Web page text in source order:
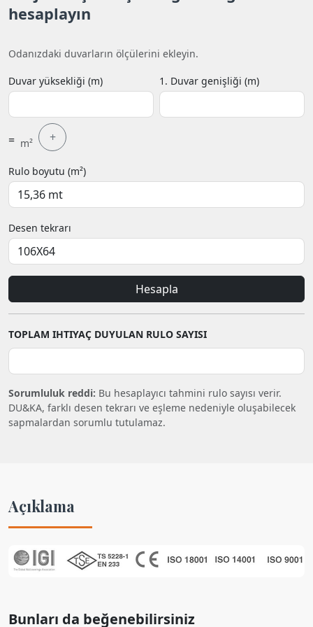
hesaplayın
Odanızdaki duvarların ölçülerini ekleyin.
Duvar yüksekliği (m) 1. Duvar genişliği (m)
= m² +
Rulo boyutu (m²)
Desen tekrarı
Hesapla
TOPLAM IHTIYAÇ DUYULAN RULO SAYISI
Sorumluluk reddi: Bu hesaplayıcı tahmini rulo sayısı verir.
DU&KA, farklı desen tekrarı ve eşleme nedeniyle oluşabilecek
sapmalardan sorumlu tutulamaz.
Açıklama
Bunları da beğenebilirsiniz